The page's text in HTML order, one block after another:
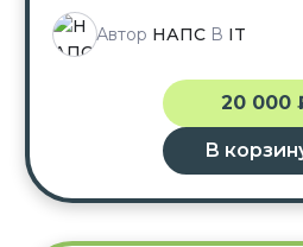
Автор НАПСВ IT
20 000
В